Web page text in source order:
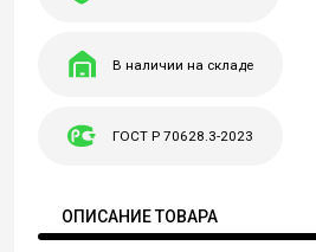
В наличии на складе
ГОСТ Р 70628.3-2023
ОПИСАНИЕ ТОВАРА